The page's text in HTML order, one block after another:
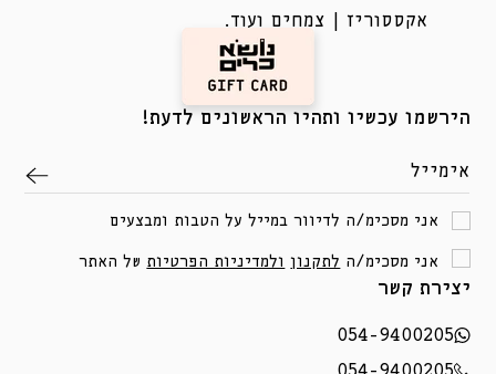
יצירת קשר
054-9400205
אקססוריז | צמחים ועוד.
הירשמו עכשיו ותהיו הראשונים לדעת!
אימייל
אני מסכימ/ה לדיוור במייל על הטבות ומבצעים
אני מסכימ/ה לתקנון ולמדיניות הפרטיות של האתר